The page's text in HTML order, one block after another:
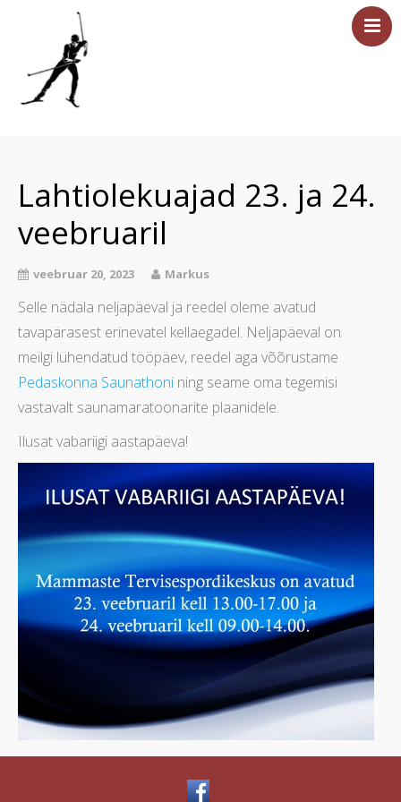
Majutus
Saun
Ettevõtetele
Üritused
Hinnakiri
Asukoht ja kontakt
Lahtiolekuajad 23. ja 24.
veebruaril
veebruar 20, 2023 Markus
Selle nädala neljapäeval ja reedel oleme avatud
tavapärasest erinevatel kellaegadel. Neljapäeval on
meilgi lühendatud tööpäev, reedel aga võõrustame
Pedaskonna Saunathoni ning seame oma tegemisi
vastavalt saunamaratoonarite plaanidele.
Ilusat vabariigi aastapäeva!